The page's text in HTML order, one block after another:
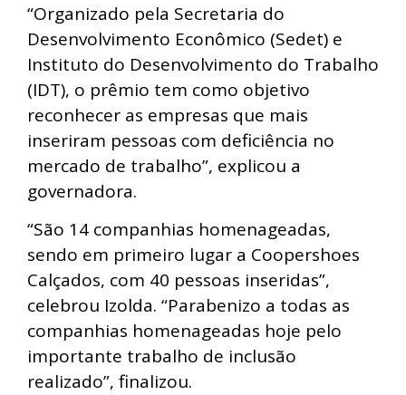
“Organizado pela Secretaria do
Desenvolvimento Econômico (Sedet) e
Instituto do Desenvolvimento do Trabalho
(IDT), o prêmio tem como objetivo
reconhecer as empresas que mais
inseriram pessoas com deficiência no
mercado de trabalho”, explicou a
governadora.
“São 14 companhias homenageadas,
sendo em primeiro lugar a Coopershoes
Calçados, com 40 pessoas inseridas”,
celebrou Izolda. “Parabenizo a todas as
companhias homenageadas hoje pelo
importante trabalho de inclusão
realizado”, finalizou.